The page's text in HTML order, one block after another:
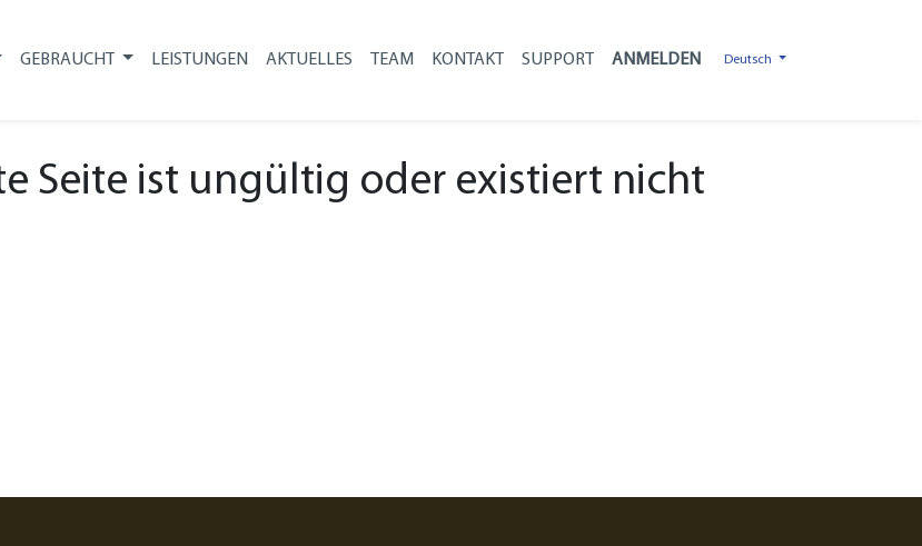
GEBRAUCHT LEISTUNGEN AKTUELLES TEAM KONTAKT SUPPORT Deutsch
Seite ist ungültig oder existiert nicht